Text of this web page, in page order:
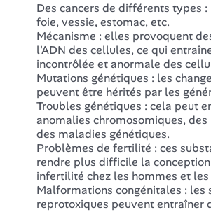
Des cancers de différents types :
foie, vessie, estomac, etc.
Mécanisme : elles provoquent
l'ADN des cellules, ce qui
incontrôlée et anormale des
Mutations génétiques : les
peuvent être hérités par les
Troubles génétiques : cela peut
anomalies chromosomiques,
des maladies génétiques.
Problèmes de fertilité : ces
rendre plus difficile la conception
infertilité chez les hommes et
Malformations congénitales : les
reprotoxiques peuvent entraîner